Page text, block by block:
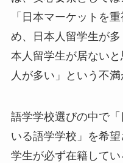
「日本マーケットを
め、日本人留学生が
本人留学生が居ない
人が多い」という不満
語学学校選びの中で
いる語学学校」を希
学生が必ず在籍して